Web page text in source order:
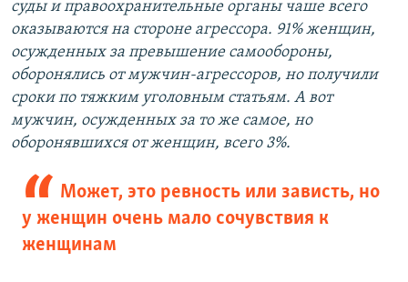
суды и правоохранительные органы чаше всего
оказываются на стороне агрессора. 91% женщин,
осужденных за превышение самообороны,
оборонялись от мужчин-агрессоров, но получили
сроки по тяжким уголовным статьям. А вот
мужчин, осужденных за то же самое, но
оборонявшихся от женщин, всего 3%.
Может, это ревность или зависть, но
у женщин очень мало сочувствия к
женщинам